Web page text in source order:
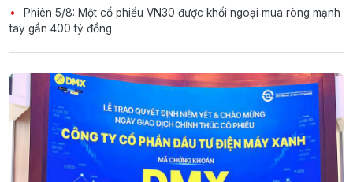
Phiên 5/8: Một cổ phiếu VN30 được khối ngoại mua ròng mạnh
tay gần 400 tỷ đồng